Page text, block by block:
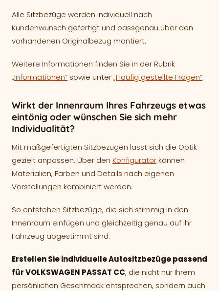
Alle Sitzbezüge werden individuell nach
Kundenwunsch gefertigt und passgenau über den
vorhandenen Originalbezug montiert.
Weitere Informationen finden Sie in der Rubrik
„Informationen“ sowie unter„Häufig gestellte Fragen“.
Wirkt der Innenraum Ihres Fahrzeugs etwas
eintönig oder wünschen Sie sich mehr
Individualität?
Mit maßgefertigten Sitzbezügen lässt sich die Optik
gezielt anpassen. Über den Konfiguratorkönnen
Materialien, Farben und Details nach eigenen
Vorstellungen kombiniert werden.
So entstehen Sitzbezüge, die sich stimmig in den
Innenraum einfügen und gleichzeitig genau auf Ihr
Fahrzeug abgestimmt sind.
Erstellen Sie individuelle Autositzbezüge passend
für VOLKSWAGEN PASSAT CC, die nicht nur Ihrem
persönlichen Geschmack entsprechen, sondern auch